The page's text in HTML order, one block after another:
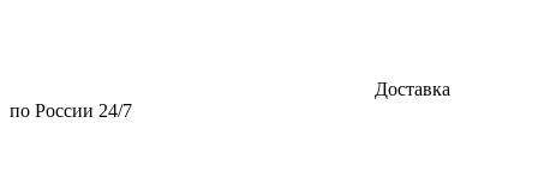
Доставка
по России 24/7